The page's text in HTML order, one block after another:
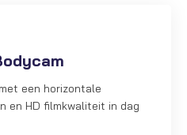
een horizontale
en HD filmkwaliteit in dag